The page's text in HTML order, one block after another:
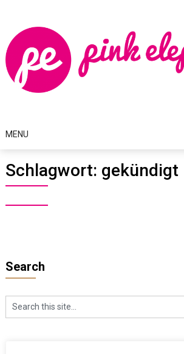
content
MENU
Schlagwort: gekündigt
Search